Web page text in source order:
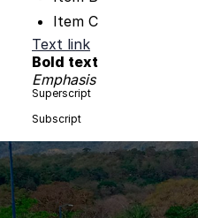
Item C
Text link
Bold text
Emphasis
Superscript
Subscript